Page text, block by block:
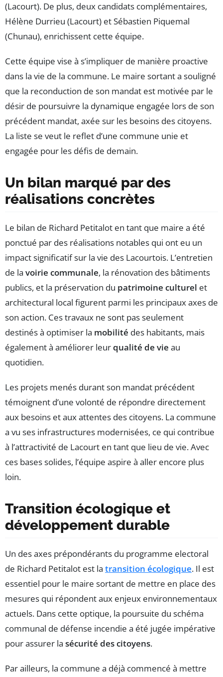
(Lacourt). De plus, deux candidats complémentaires,
Hélène Durrieu (Lacourt) et Sébastien Piquemal
(Chunau), enrichissent cette équipe.
Cette équipe vise à s’impliquer de manière proactive
dans la vie de la commune. Le maire sortant a souligné
que la reconduction de son mandat est motivée par le
désir de poursuivre la dynamique engagée lors de son
précédent mandat, axée sur les besoins des citoyens.
La liste se veut le reflet d’une commune unie et
engagée pour les défis de demain.
Un bilan marqué par des
réalisations concrètes
Le bilan de Richard Petitalot en tant que maire a été
ponctué par des réalisations notables qui ont eu un
impact significatif sur la vie des Lacourtois. L’entretien
de la voirie communale, la rénovation des bâtiments
publics, et la préservation du patrimoine culturel et
architectural local figurent parmi les principaux axes de
son action. Ces travaux ne sont pas seulement
destinés à optimiser la mobilité des habitants, mais
également à améliorer leurqualité de vie au
quotidien.
Les projets menés durant son mandat précédent
témoignent d’une volonté de répondre directement
aux besoins et aux attentes des citoyens. La commune
a vu ses infrastructures modernisées, ce qui contribue
à l’attractivité de Lacourt en tant que lieu de vie. Avec
ces bases solides, l’équipe aspire à aller encore plus
loin.
Transition écologique et
développement durable
Un des axes prépondérants du programme electoral
de Richard Petitalot est la transition écologique. Il est
essentiel pour le maire sortant de mettre en place des
mesures qui répondent aux enjeux environnementaux
actuels. Dans cette optique, la poursuite du schéma
communal de défense incendie a été jugée impérative
pour assurer la sécurité des citoyens.
Par ailleurs, la commune a déjà commencé à mettre